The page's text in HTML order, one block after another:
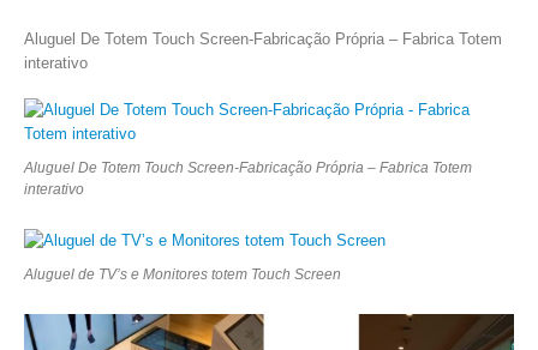
Aluguel De Totem Touch Screen-Fabricação Própria – Fabrica Totem
interativo
Aluguel De Totem Touch Screen-Fabricação Própria – Fabrica Totem
interativo
Aluguel de TV’s e Monitores totem Touch Screen